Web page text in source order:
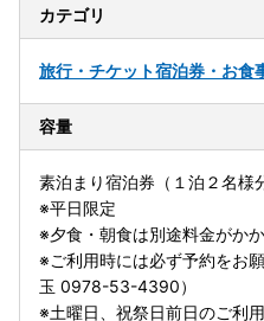
カテゴリ
旅行・チケット宿泊券・お食
容量
素泊まり宿泊券（１泊２名様
※平日限定
※夕食・朝食は別途料金がか
※ご利用時には必ず予約をお
玉 0978-53-4390）
※土曜日、祝祭日前日のご利